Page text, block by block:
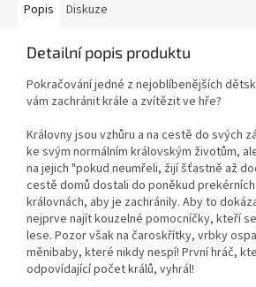
Popis Diskuze
Detailní popis produktu
Pokračování jedné z nejoblíbenějších
vám zachránit krále a zvítězit ve hře?
Královny jsou vzhůru a na cestě do svých
ke svým normálním královským životům,
na jejich "pokud neumřeli, žijí šťastně až
cestě domů dostali do poněkud prekérních
královnách, aby je zachránily. Aby to
nejprve najít kouzelné pomocníčky, kteří
lese. Pozor však na čaroskřítky, vrbky
měnibaby, které nikdy nespí! První hráč,
odpovídající počet králů, vyhrál!